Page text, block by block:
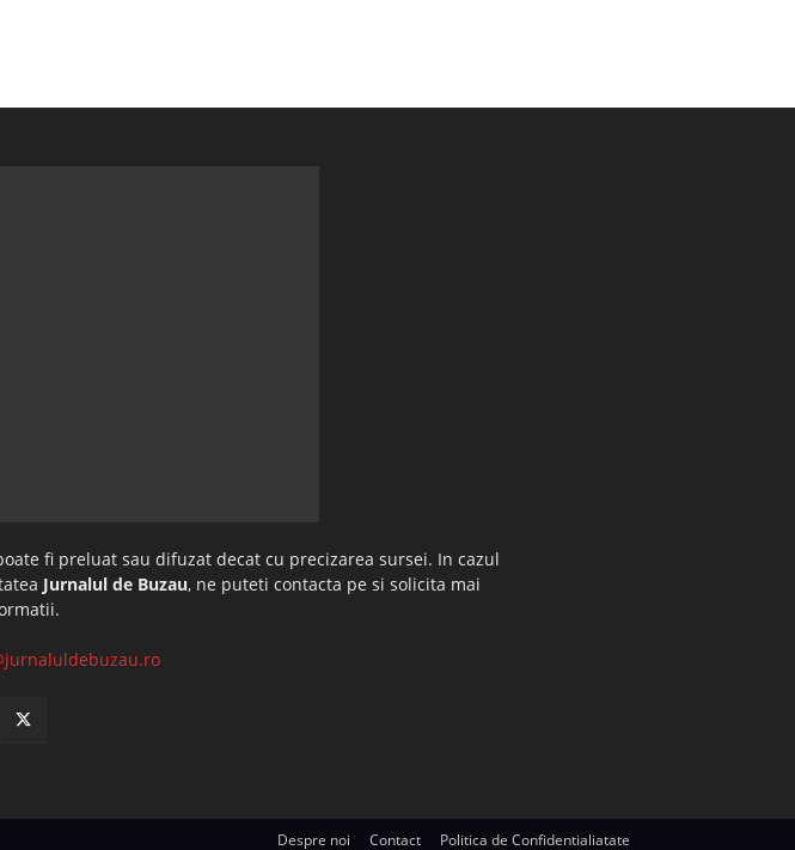
fi preluat sau difuzat decat cu precizarea sursei. In cazul
Jurnalul de Buzau, ne puteti contacta pe si solicita mai
Despre noi Contact Politica de Confidentialiatate